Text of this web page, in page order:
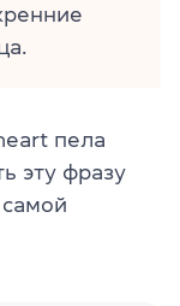
пела
эту фразу